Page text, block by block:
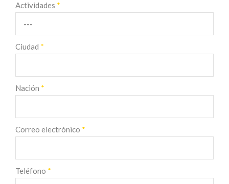
Actividades *
Ciudad *
Nación *
Correo electrónico *
Teléfono *